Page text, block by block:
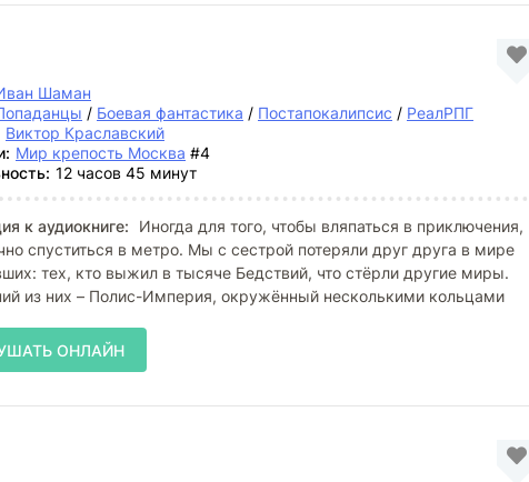
Шаман
/ Боевая фантастика / Постапокалипсис / РеалРПГ
Виктор Краславский
Мир крепость Москва #4
12 часов 45 минут
к аудиокниге:
Иногда для того, чтобы вляпаться в приключения,
спуститься в метро. Мы с сестрой потеряли друг друга в мире
тех, кто выжил в тысяче Бедствий, что стёрли другие миры.
из них – Полис-Империя, окружённый несколькими кольцами
ОНЛАЙН